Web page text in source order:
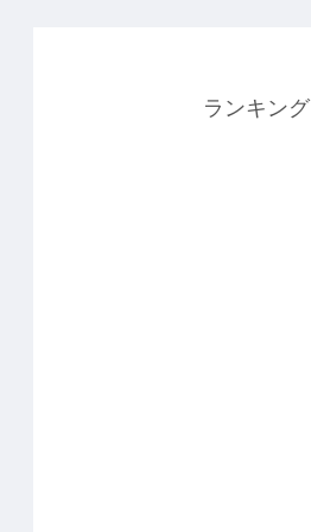
ランキング